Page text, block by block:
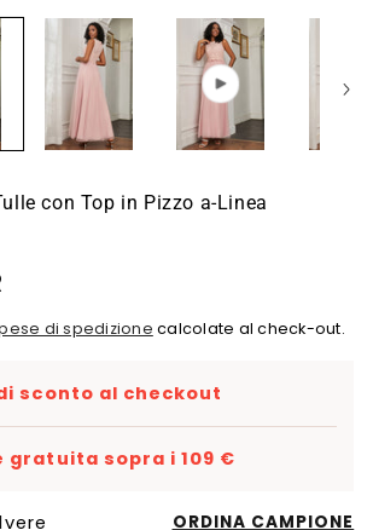
con Top in Pizzo a-Linea
di spedizione calcolate al check-out.
sconto al checkout
gratuita sopra i 109 €
ORDINA CAMPIONE